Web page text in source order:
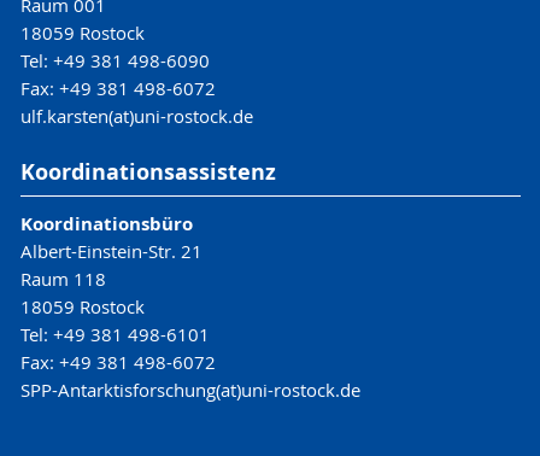
Raum 001
18059 Rostock
Tel: +49 381 498-6090
Fax: +49 381 498-6072
ulf.karsten(at)uni-rostock.de
Koordinationsassistenz
Koordinationsbüro
Albert-Einstein-Str. 21
Raum 118
18059 Rostock
Tel: +49 381 498-6101
Fax: +49 381 498-6072
SPP-Antarktisforschung(at)uni-rostock.de